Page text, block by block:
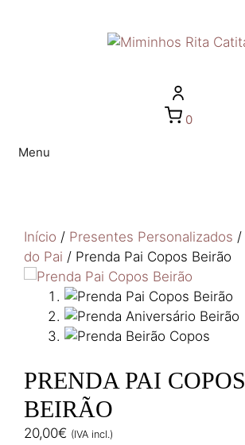
0
Menu
Início / Presentes Personalizados /
do Pai / Prenda Pai Copos Beirão
PRENDA PAI COPOS
BEIRÃO
20,00€ (IVA incl.)